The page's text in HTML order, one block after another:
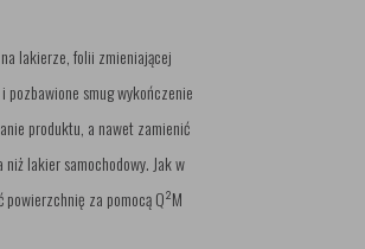
lakierze, folii zmieniającej
pozbawione smug wykończenie
produktu, a nawet zamienić
lakier samochodowy. Jak w
za pomocą Q²M